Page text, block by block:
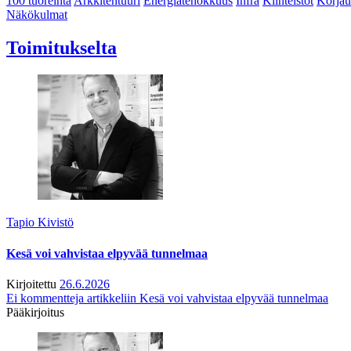
Näkökulmat
Toimitukselta
Tapio Kivistö
Kesä voi vahvistaa elpyvää tunnelmaa
Kirjoitettu 26.6.2026
Ei kommentteja artikkeliin Kesä voi vahvistaa elpyvää tunnelmaa
Pääkirjoitus